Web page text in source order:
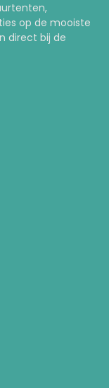
op de mooiste
direct bij de